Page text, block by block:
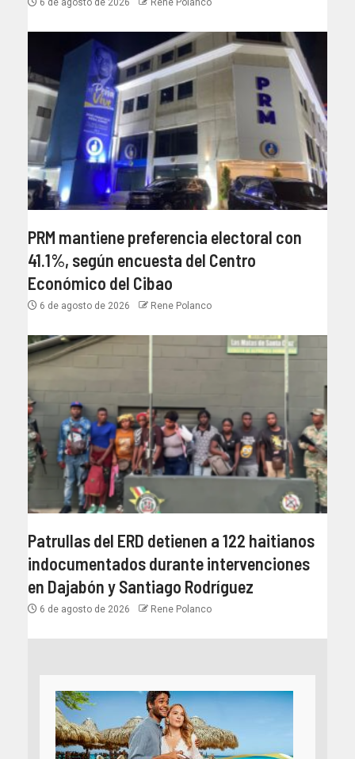
6 de agosto de 2026 Rene Polanco
PRM mantiene preferencia electoral con
41.1%, según encuesta del Centro
Económico del Cibao
6 de agosto de 2026 Rene Polanco
Patrullas del ERD detienen a 122 haitianos
indocumentados durante intervenciones
en Dajabón y Santiago Rodríguez
6 de agosto de 2026 Rene Polanco